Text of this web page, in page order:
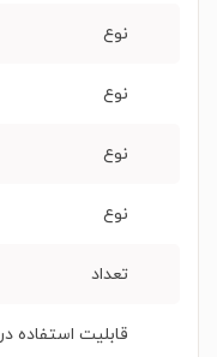
نوع
نوع
نوع
نوع
تعداد
قابلیت استفاده در